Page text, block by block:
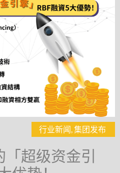
行业新闻,集团发布
超级资金引